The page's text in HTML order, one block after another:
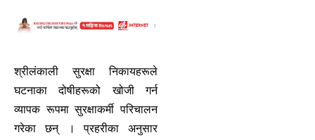
श्रीलंकाली सुरक्षा निकायहरूले
घटनाका दोषीहरूको खोजी गर्न
व्यापक रूपमा सुरक्षाकर्मी परिचालन
गरेका छन् । प्रहरीका अनुसार